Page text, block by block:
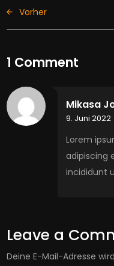
Vorher
1 Comment
Mikasa
9. Juni 2022
Lorem
adipiscing
incididunt
Leave a
Deine E-Mail-Adresse